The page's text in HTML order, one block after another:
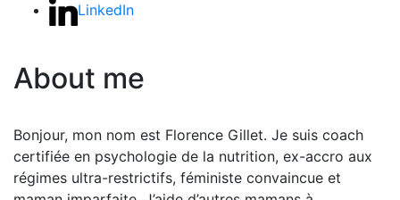
LinkedIn
About me
Bonjour, mon nom est Florence Gillet. Je suis coach
certifiée en psychologie de la nutrition, ex-accro aux
régimes ultra-restrictifs, féministe convaincue et